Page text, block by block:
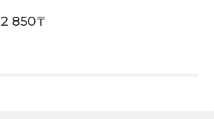
2 850₸